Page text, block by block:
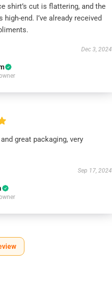
shirt’s cut is flattering, and the
end. I’ve already received
Dec 3, 2024
great packaging, very
Sep 17, 2024